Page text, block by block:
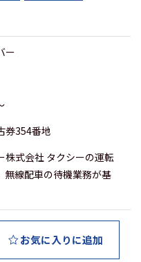
ー
券354番地
株式会社 タクシーの運転
無線配車の待機業務が基
お気に入りに追加